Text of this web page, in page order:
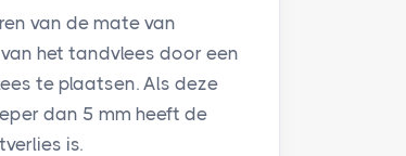
van de mate van
het tandvlees door een
te plaatsen. Als deze
dan 5 mm heeft de
is.